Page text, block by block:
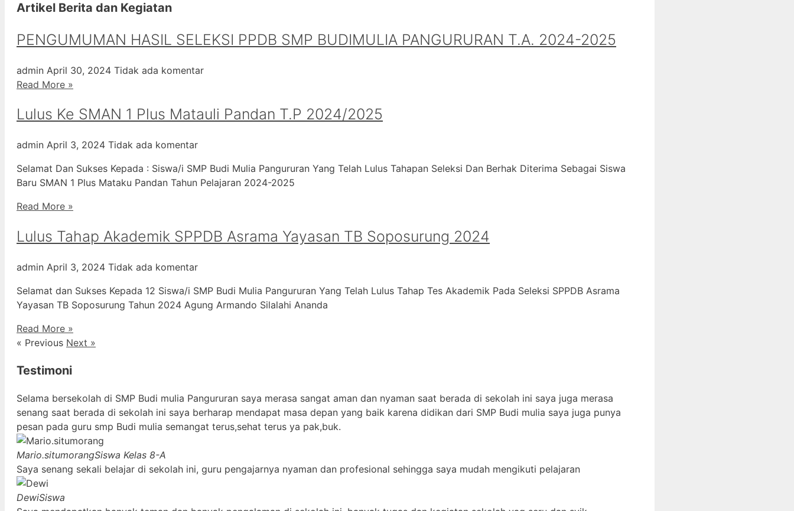
Artikel Berita dan Kegiatan
PENGUMUMAN HASIL SELEKSI PPDB SMP BUDIMULIA PANGURURAN T.A. 2024-2025
admin April 30, 2024 Tidak ada komentar
Read More »
Lulus Ke SMAN 1 Plus Matauli Pandan T.P 2024/2025
admin April 3, 2024 Tidak ada komentar
Selamat Dan Sukses Kepada : Siswa/i SMP Budi Mulia Pangururan Yang Telah Lulus Tahapan Seleksi Dan Berhak Diterima Sebagai Siswa
Baru SMAN 1 Plus Mataku Pandan Tahun Pelajaran 2024-2025
Read More »
Lulus Tahap Akademik SPPDB Asrama Yayasan TB Soposurung 2024
admin April 3, 2024 Tidak ada komentar
Selamat dan Sukses Kepada 12 Siswa/i SMP Budi Mulia Pangururan Yang Telah Lulus Tahap Tes Akademik Pada Seleksi SPPDB Asrama
Yayasan TB Soposurung Tahun 2024 Agung Armando Silalahi ⁠Ananda
Read More »
« Previous Next »
Testimoni
Selama bersekolah di SMP Budi mulia Pangururan saya merasa sangat aman dan nyaman saat berada di sekolah ini saya juga merasa
senang saat berada di sekolah ini saya berharap mendapat masa depan yang baik karena didikan dari SMP Budi mulia saya juga punya
pesan pada guru smp Budi mulia semangat terus,sehat terus ya pak,buk.
Mario.situmorangSiswa Kelas 8-A
Saya senang sekali belajar di sekolah ini, guru pengajarnya nyaman dan profesional sehingga saya mudah mengikuti pelajaran
DewiSiswa